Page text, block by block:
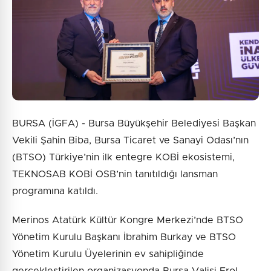
BURSA (İGFA) - Bursa Büyükşehir Belediyesi Başkan
Vekili Şahin Biba, Bursa Ticaret ve Sanayi Odası’nın
(BTSO) Türkiye’nin ilk entegre KOBİ ekosistemi,
TEKNOSAB KOBİ OSB’nin tanıtıldığı lansman
programına katıldı.
Merinos Atatürk Kültür Kongre Merkezi’nde BTSO
Yönetim Kurulu Başkanı İbrahim Burkay ve BTSO
Yönetim Kurulu Üyelerinin ev sahipliğinde